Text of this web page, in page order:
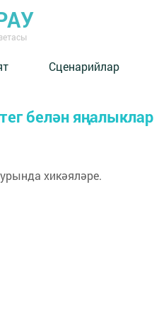
Сценарийлар
белән яңалыклар
хикәяләре.